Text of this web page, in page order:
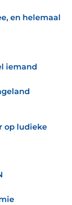
en helemaal
iemand
op ludieke